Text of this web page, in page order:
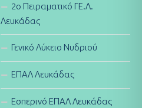
2ο Πειραματικό ΓΕ.Λ.
Λευκάδας
Γενικό Λύκειο Νυδριού
ΕΠΑΛ Λευκάδας
Εσπερινό ΕΠΑΛ Λευκάδας